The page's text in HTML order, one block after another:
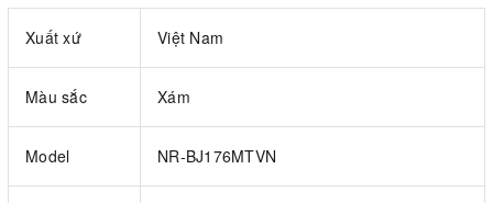
Xuất xứ Việt Nam
Màu sắc Xám
Model NR-BJ176MTVN